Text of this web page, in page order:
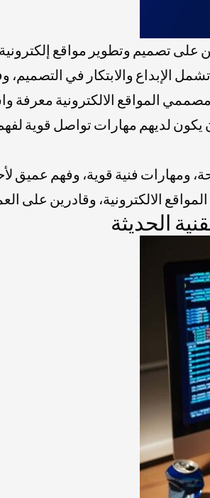
على تصميم وتطوير مواقع
الإبداع والابتكار في
لديهم مهارات تواصل قوية
فنية قوية، وفهم عميق
الالكترونية، وقادرين
الحديثة